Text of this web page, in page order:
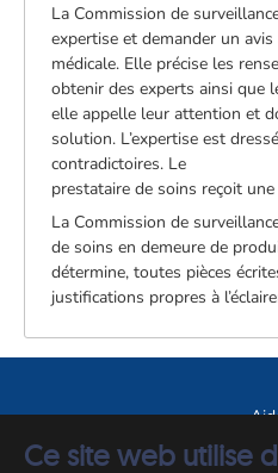
Ce site web utilise
La Commission de
expertise et demander un avis
médicale. Elle précise les
obtenir des experts ainsi que
elle appelle leur attention et
solution. L’expertise est
contradictoires. Le
prestataire de soins reçoit une
La Commission de
de soins en demeure de
détermine, toutes pièces
justifications propres à
A